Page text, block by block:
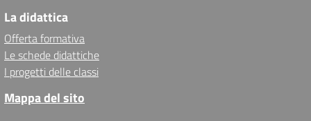
La didattica
Offerta formativa
Le schede didattiche
I progetti delle classi
Mappa del sito